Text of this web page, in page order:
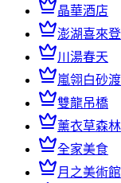
晶華酒店
澎湖喜來登
川湯春天
嵐翎白砂
雙龍吊橋
薰衣草森林
全家美食
月之美術館